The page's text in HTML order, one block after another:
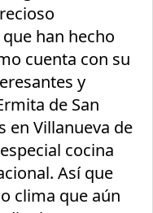
han hecho
cuenta con su
y
de San
en Villanueva de
cocina
Así que
clima que aún